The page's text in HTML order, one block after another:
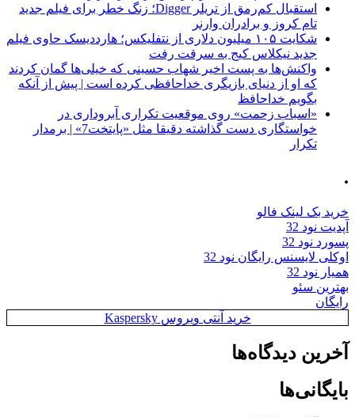
استقبال کم‌رمق از تریلر Digger؛ زنگ خطر برای فیلم جدید
تام کروز و برادران وارنر
شکایت ۱۰۵ میلیون دلاری از نتفلیکس؛ هارددیسک حاوی فیلم
جدید نیکلاس کیج به سرقت رفت
واکنش‌ها به پست اخیر شهاب حسینی که خیلی‌ها گمان کردند
که او از دنیای بازیگری خداحافظی کرده است | پیش از آنکه
بگویم خداحافظ
«اسباب زحمت» روی موقعیت تکراری آبروداری در
خواستگاری دست گذاشته دقیقا مثل «پایتخت7» | برمدار
تکرار
.
خرید بک لینک فالو
آپدیت نود 32
پسورد نود 32
اوکلی لایسنس رایگان نود 32
همیار نود 32
بهترین سئو
رایگان
خرید آنتی ویروس Kaspersky
آخرین دیدگاه‌ها
بایگانی‌ها